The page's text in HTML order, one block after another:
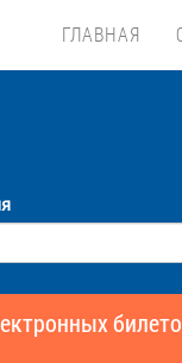
ГЛАВНАЯ